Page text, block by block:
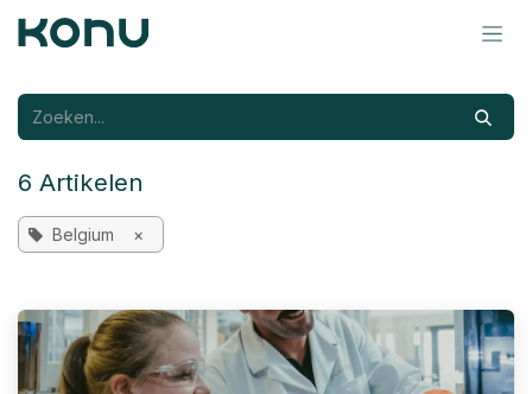
6 Artikelen
Belgium ×